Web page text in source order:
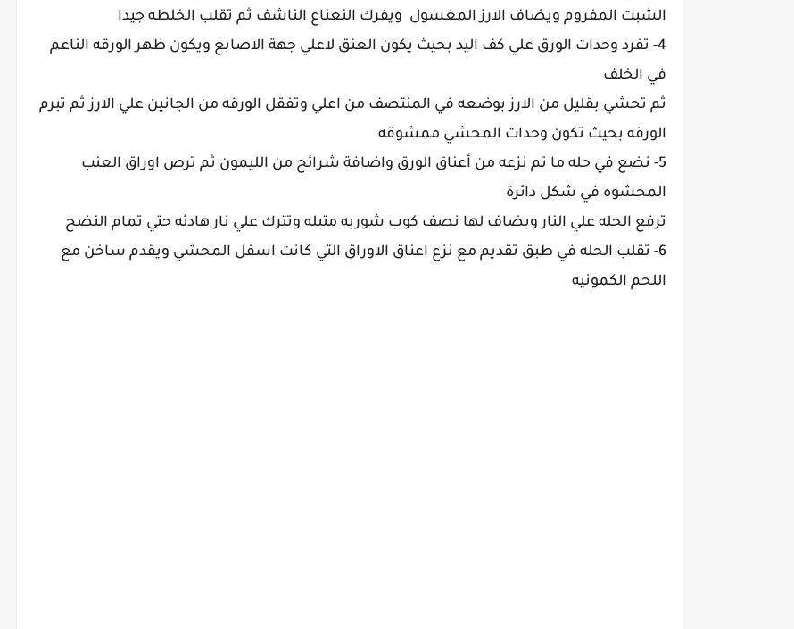
الشبت المفروم ويضاف الارز المغسول ويفرك النعناع الناشف ثم تقلب الخلطه جيدا
4- تفرد وحدات الورق علي كف اليد بحيث يكون العنق لاعلي جهة الاصابع ويكون ظهر الورقه الناعم
في الخلف
ثم تحشي بقليل من الارز بوضعه في المنتصف من اعلي وتفقل الورقه من الجانين علي الارز ثم تبرم
الورقه بحيث تكون وحدات المحشي ممشوقه
5- نضع في حله ما تم نزعه من أعناق الورق واضافة شرائح من الليمون ثم ترص اوراق العنب
المحشوه في شكل دائرة
ترفع الحله علي النار ويضاف لها نصف كوب شوربه متبله وتترك علي نار هادئه حتي تمام النضج
6- تقلب الحله في طبق تقديم مع نزع اعناق الاوراق التي كانت اسفل المحشي ويقدم ساخن مع
اللحم الكمونيه